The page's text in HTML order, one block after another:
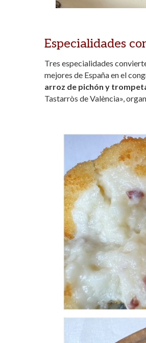
Especialidades
Tres especialidades
mejores de España en el
arroz de pichón y
Tastarròs de València»,